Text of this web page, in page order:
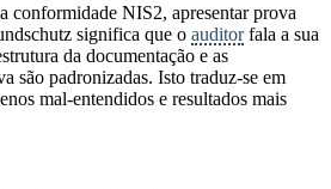
conformidade NIS2, apresentar prova
significa que o auditorfala a sua
da documentação e as
são padronizadas. Isto traduz-se em
mal-entendidos e resultados mais